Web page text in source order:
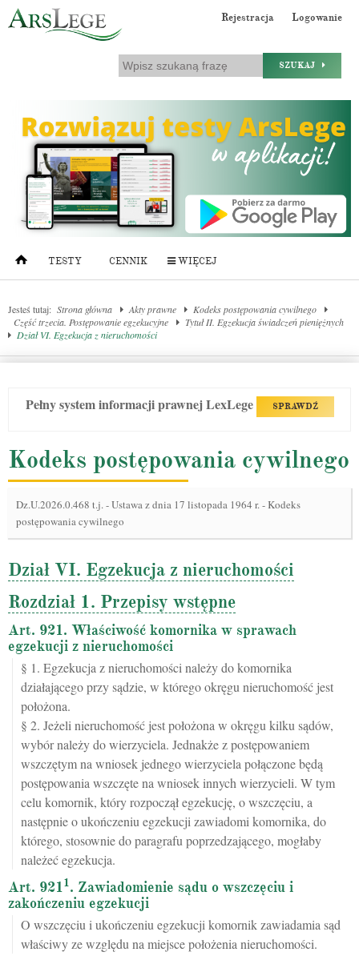
Rejestracja Logowanie
SZUKAJ
TESTY CENNIK WIĘCEJ
Jesteś tutaj: Strona główna Akty prawne
Kodeks postępowania cywilnego
Część trzecia. Postępowanie egzekucyjne
Tytuł II. Egzekucja świadczeń pieniężnych
Dział VI. Egzekucja z nieruchomości
Pełny system informacji prawnej LexLege SPRAWDŹ
Kodeks postępowania cywilnego
Dz.U.2026.0.468 t.j.-Ustawa z dnia 17 listopada 1964 r. - Kodeks
postępowania cywilnego
Dział VI. Egzekucja z nieruchomości
Rozdział 1. Przepisy wstępne
Art. 921. Właściwość komornika w sprawach
egzekucji z nieruchomości
§ 1. Egzekucja z nieruchomości należy do komornika
działającego przy sądzie, w którego okręgu nieruchomość jest
położona.
§ 2. Jeżeli nieruchomość jest położona w okręgu kilku sądów,
wybór należy do wierzyciela. Jednakże z postępowaniem
wszczętym na wniosek jednego wierzyciela połączone będą
postępowania wszczęte na wniosek innych wierzycieli. W tym
celu komornik, który rozpoczął egzekucję, o wszczęciu, a
następnie o ukończeniu egzekucji zawiadomi komornika, do
którego, stosownie do paragrafu poprzedzającego, mogłaby
należeć egzekucja.
Art. 9211. Zawiadomienie sądu o wszczęciu i
zakończeniu egzekucji
O wszczęciu i ukończeniu egzekucji komornik zawiadamia sąd
właściwy ze względu na miejsce położenia nieruchomości.